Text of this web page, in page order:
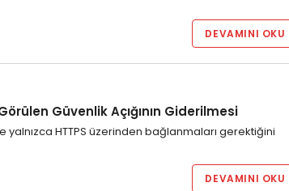
DEVAMINI OKU
Güvenlik Açığının Giderilmesi
yalnızca HTTPS üzerinden bağlanmaları gerektiğini
DEVAMINI OKU